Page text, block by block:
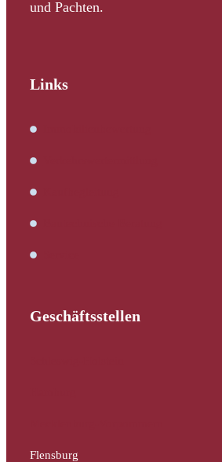
und Pachten.
Links
Geschäftsstellen
Flensburg